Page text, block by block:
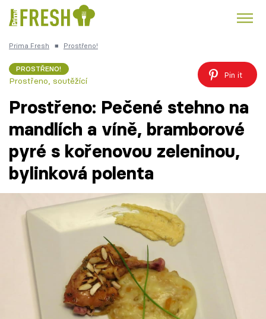
Česká kuchyně
Témata
Články
TV Program
Škola vaření
Recepty z TV
Prima Fresh ■ Prostřeno!
PROSTŘENO!
Prostřeno, soutěžící
Pin it
Prostřeno: Pečené stehno na
mandlích a víně, bramborové
pyré s kořenovou zeleninou,
bylinková polenta